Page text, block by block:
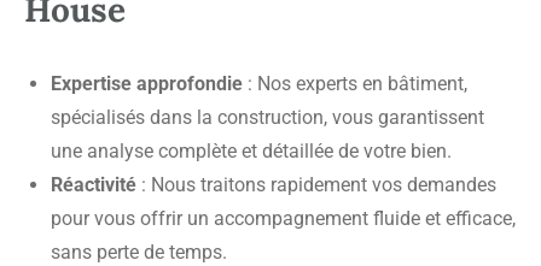
House
Expertise approfondie : Nos experts en bâtiment,
spécialisés dans la construction, vous garantissent
une analyse complète et détaillée de votre bien.
Réactivité : Nous traitons rapidement vos demandes
pour vous offrir un accompagnement fluide et efficace,
sans perte de temps.